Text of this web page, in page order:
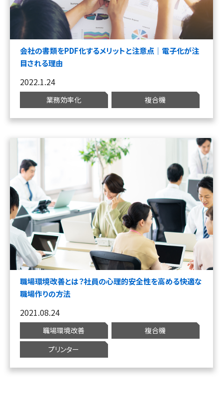
会社の書類をPDF化するメリットと注意点｜電子化が注
目される理由
2022.1.24
業務効率化 複合機
職場環境改善とは？社員の心理的安全性を高める快適な
職場作りの方法
2021.08.24
職場環境改善
複合機
プリンター